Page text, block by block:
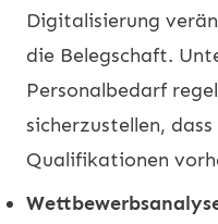
Digitalisierung
die Belegschaft.
Personalbedarf
sicherzustellen,
Qualifikationen